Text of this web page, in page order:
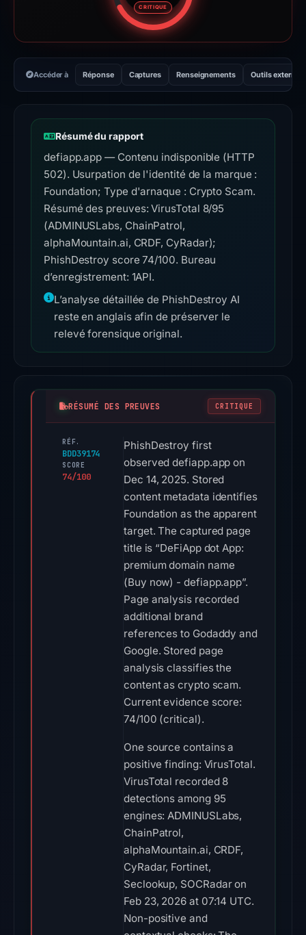
CRITIQUE
Accéder à Réponse Captures Renseignements Outils externes
Résumé du rapport
defiapp.app — Contenu indisponible (HTTP
502). Usurpation de l'identité de la marque :
Foundation; Type d'arnaque : Crypto Scam.
Résumé des preuves: VirusTotal 8/95
(ADMINUSLabs, ChainPatrol,
alphaMountain.ai, CRDF, CyRadar);
PhishDestroy score 74/100. Bureau
d’enregistrement: 1API.
L’analyse détaillée de PhishDestroy AI
reste en anglais afin de préserver le
relevé forensique original.
RÉSUMÉ DES PREUVES CRITIQUE
RÉF.
BDD39174
SCORE
74/100
PhishDestroy first
observed defiapp.app on
Dec 14, 2025. Stored
content metadata identifies
Foundation as the apparent
target. The captured page
title is “DeFiApp dot App:
premium domain name
(Buy now) - defiapp.app”.
Page analysis recorded
additional brand
references to Godaddy and
Google. Stored page
analysis classifies the
content as crypto scam.
Current evidence score:
74/100 (critical).
One source contains a
positive finding: VirusTotal.
VirusTotal recorded 8
detections among 95
engines: ADMINUSLabs,
ChainPatrol,
alphaMountain.ai, CRDF,
CyRadar, Fortinet,
Seclookup, SOCRadar on
Feb 23, 2026 at 07:14 UTC.
Non-positive and